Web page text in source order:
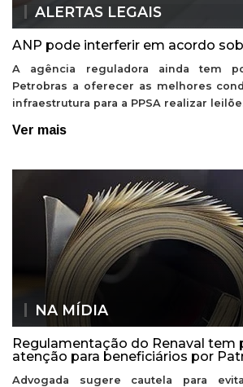
ALERTAS LEGAIS
ANP pode interferir em acordo
A agência reguladora ainda tem
Petrobras a oferecer as melhores
infraestrutura para a PPSA realizar
Ver mais
NA MÍDIA
Regulamentação do Renaval tem
atenção para beneficiários por
Advogada sugere cautela para